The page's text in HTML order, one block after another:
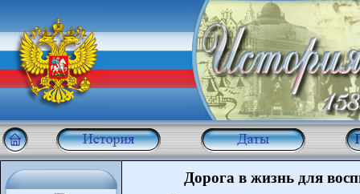
Дорога в жизнь для